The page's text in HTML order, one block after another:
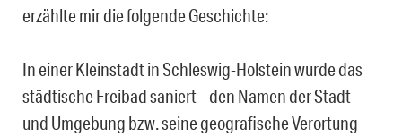
erzählte mir die folgende Geschichte:
In einer Kleinstadt in Schleswig-Holstein wurde das
städtische Freibad saniert – den Namen der Stadt
und Umgebung bzw. seine geografische Verortung